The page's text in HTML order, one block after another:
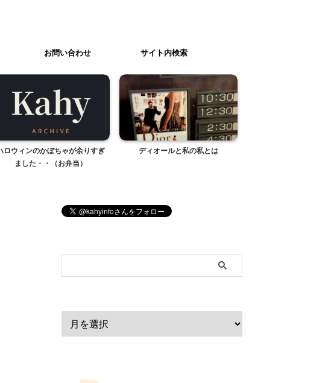
お問い合わせ サイト内検索
ロウィンのかぼちゃが余りすぎ
ました・・（お弁当）
ディオールと私の私とは